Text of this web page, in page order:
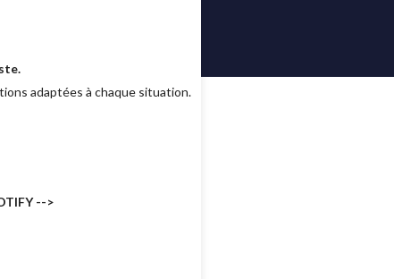
adaptées à chaque situation.
-->